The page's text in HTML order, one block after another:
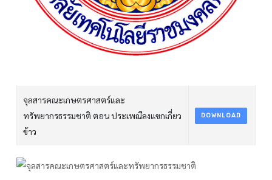
จุลสารคณะเกษตรศาสตร์และ
ทรัพยากรธรรมชาติ ตอน ประเพณีลงแขกเกี่ยว
ข้าว
DOWNLOAD